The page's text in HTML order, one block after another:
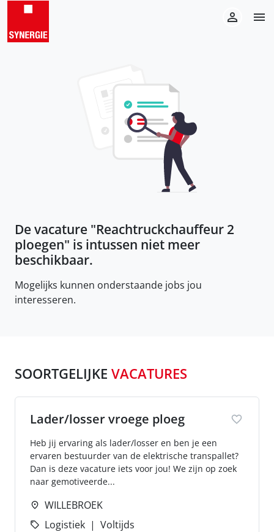
De vacature "Reachtruckchauffeur 2
ploegen" is intussen niet meer
beschikbaar.
Mogelijks kunnen onderstaande jobs jou
interesseren.
SOORTGELIJKE VACATURES
Lader/losser vroege ploeg
Heb jij ervaring als lader/losser en ben je een
ervaren bestuurder van de elektrische transpallet?
Dan is deze vacature iets voor jou! We zijn op zoek
naar gemotiveerde...
WILLEBROEK
Logistiek
Voltijds